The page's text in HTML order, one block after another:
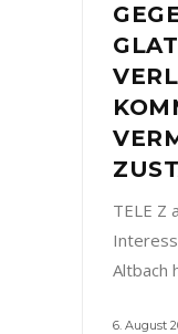
TELE Z
Altbach
6. August